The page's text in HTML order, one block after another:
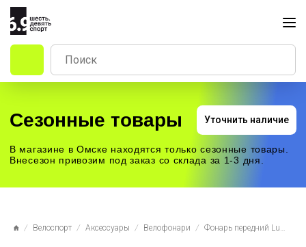
Сезонные товары
В магазине в Омске находятся только сезонные товары.
Внесезон привозим под заказ со склада за 1-3 дня.
Велоспорт Аксессуары Велофонари Фонарь передний Lumen 301, 1200 lumens, Cree XML-T6, EBL301